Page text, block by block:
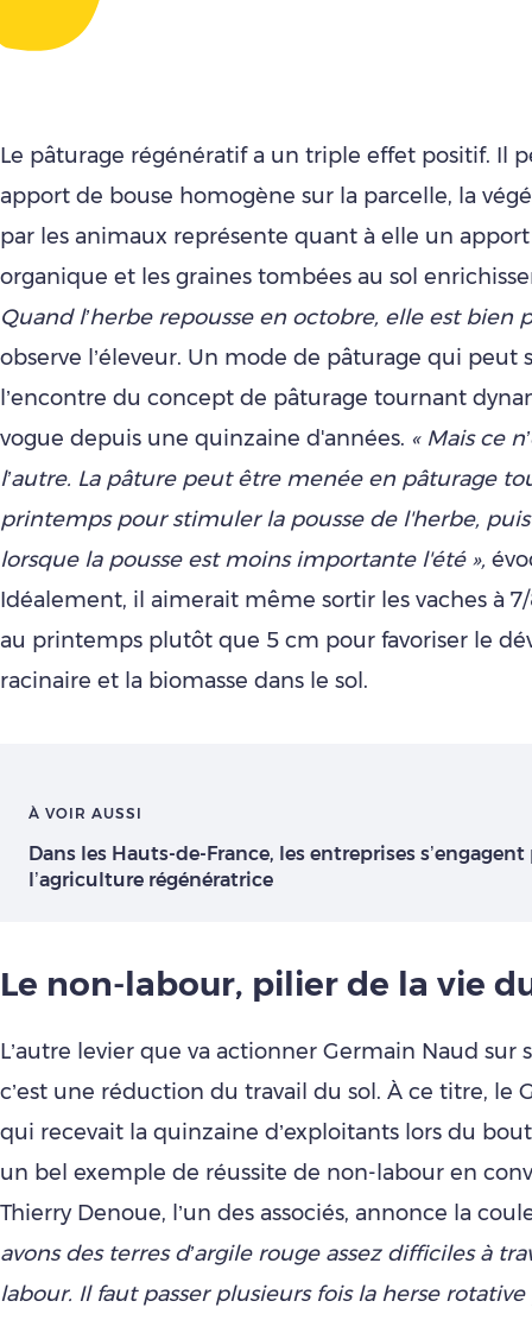
Le pâturage régénératif a un triple effet positif. Il
apport de bouse homogène sur la parcelle, la
par les animaux représente quant à elle un
organique et les graines tombées au sol
Quand l’herbe repousse en octobre, elle est bien
observe l’éleveur. Un mode de pâturage qui peut
l’encontre du concept de pâturage tournant
vogue depuis une quinzaine d'années. « Mais ce
l’autre. La pâture peut être menée en pâturage
printemps pour stimuler la pousse de l'herbe,
lorsque la pousse est moins importante l'été »,
Idéalement, il aimerait même sortir les vaches à
au printemps plutôt que 5 cm pour favoriser le
racinaire et la biomasse dans le sol.
À VOIR AUSSI
Dans les Hauts-de-France, les entreprises
l’agriculture régénératrice
Le non-labour, pilier de la vie
L’autre levier que va actionner Germain Naud sur
c’est une réduction du travail du sol. À ce titre, le
qui recevait la quinzaine d’exploitants lors du
un bel exemple de réussite de non-labour en
Thierry Denoue, l’un des associés, annonce la
avons des terres d’argile rouge assez difficiles à
labour. Il faut passer plusieurs fois la herse rotative